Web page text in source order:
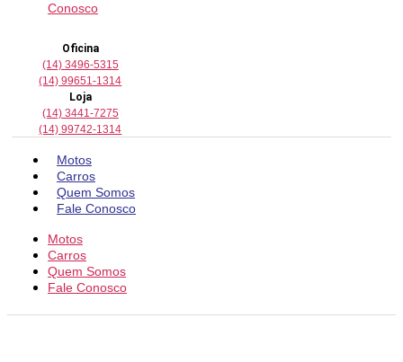
Conosco
Oficina
(14) 3496-5315
(14) 99651-1314
Loja
(14) 3441-7275
(14) 99742-1314
Motos
Carros
Quem Somos
Fale Conosco
Motos
Carros
Quem Somos
Fale Conosco